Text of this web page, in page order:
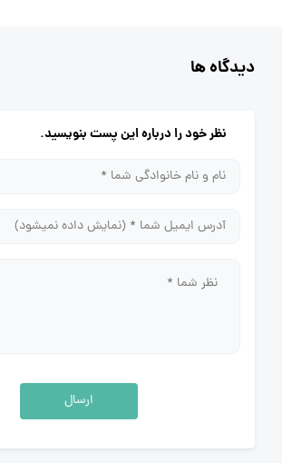
دیدگاه ها
نظر خود را درباره این پست بنویسید.
ارسال